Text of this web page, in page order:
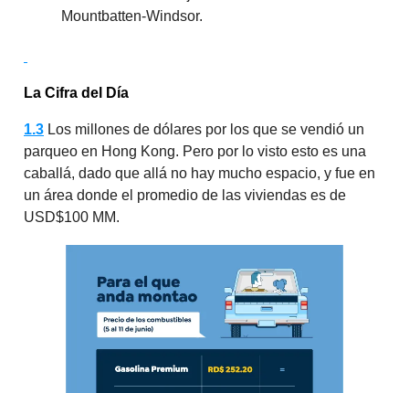
Mountbatten-Windsor.
La Cifra del Día
1.3 Los millones de dólares por los que se vendió un
parqueo en Hong Kong. Pero por lo visto esto es una
caballá, dado que allá no hay mucho espacio, y fue en
un área donde el promedio de las viviendas es de
USD$100 MM.